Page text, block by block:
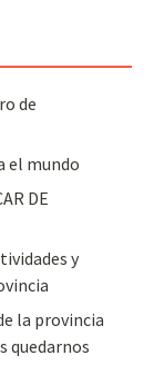
de
el mundo
DE
y
la provincia
quedarnos